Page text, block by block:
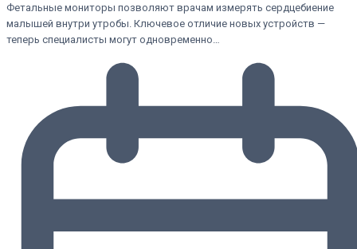
Фетальные мониторы позволяют врачам измерять сердцебиение
малышей внутри утробы. Ключевое отличие новых устройств —
теперь специалисты могут одновременно…